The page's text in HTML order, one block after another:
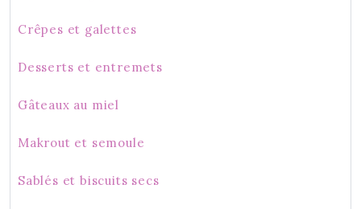
Crêpes et galettes
Desserts et entremets
Gâteaux au miel
Makrout et semoule
Sablés et biscuits secs